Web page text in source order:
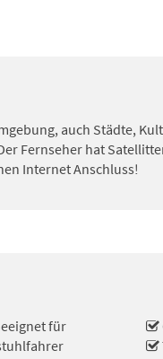
auch Städte,
Fernseher hat
Internet Anschluss!
für